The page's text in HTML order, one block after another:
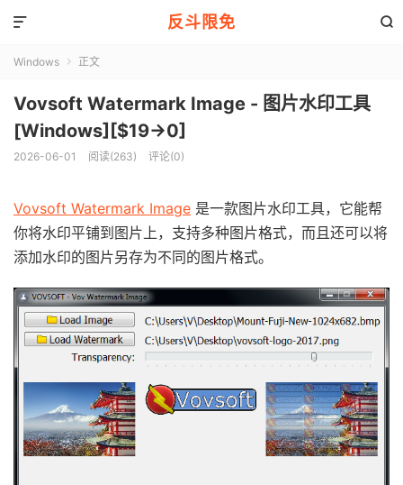
反斗限免 

Windows  正文
Vovsoft Watermark Image - 图片水印工具
[Windows][$19→0]
2026-06-01 阅读(263) 评论(0)
Vovsoft Watermark Image 是一款图片水印工具，它能帮
你将水印平铺到图片上，支持多种图片格式，而且还可以将
添加水印的图片另存为不同的图片格式。